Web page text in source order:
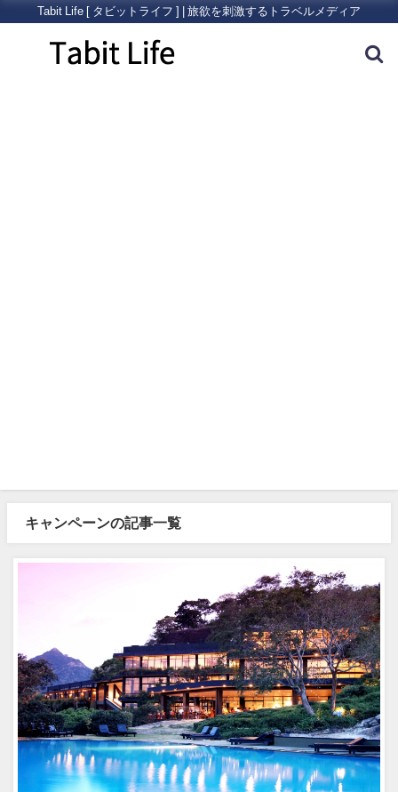
Tabit Life [ タビットライフ ] | 旅欲を刺激するトラベルメディア
キャンペーンの記事一覧